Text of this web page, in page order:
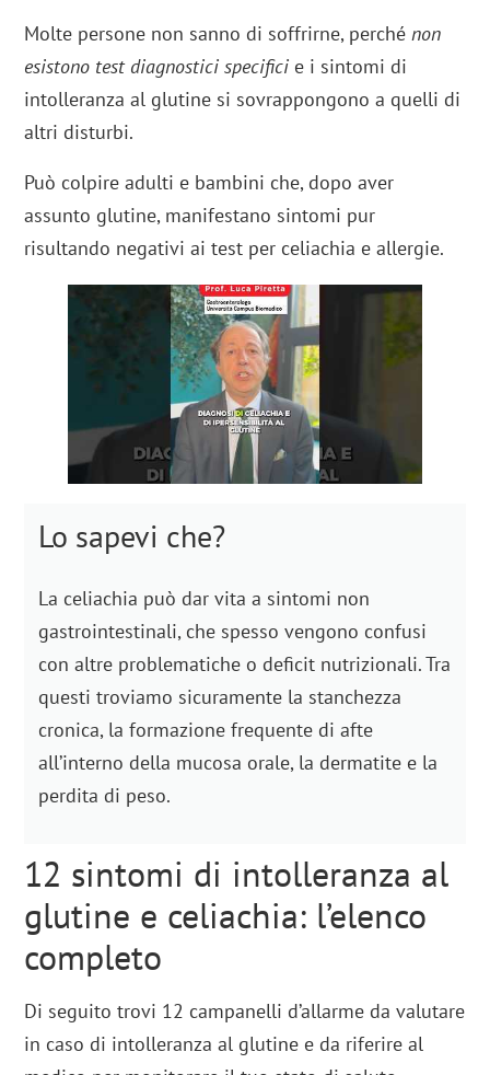
Molte persone non sanno di soffrirne, perchénon
esistono test diagnostici specifici e i sintomi di
intolleranza al glutine si sovrappongono a quelli di
altri disturbi.
Può colpire adulti e bambini che, dopo aver
assunto glutine, manifestano sintomi pur
risultando negativi ai test per celiachia e allergie.
Lo sapevi che?
La celiachia può dar vita a sintomi non
gastrointestinali, che spesso vengono confusi
con altre problematiche o deficit nutrizionali. Tra
questi troviamo sicuramente la stanchezza
cronica, la formazione frequente di afte
all’interno della mucosa orale, la dermatite e la
perdita di peso.
12 sintomi di intolleranza al
glutine e celiachia: l’elenco
completo
Di seguito trovi 12 campanelli d’allarme da valutare
in caso di intolleranza al glutine e da riferire al